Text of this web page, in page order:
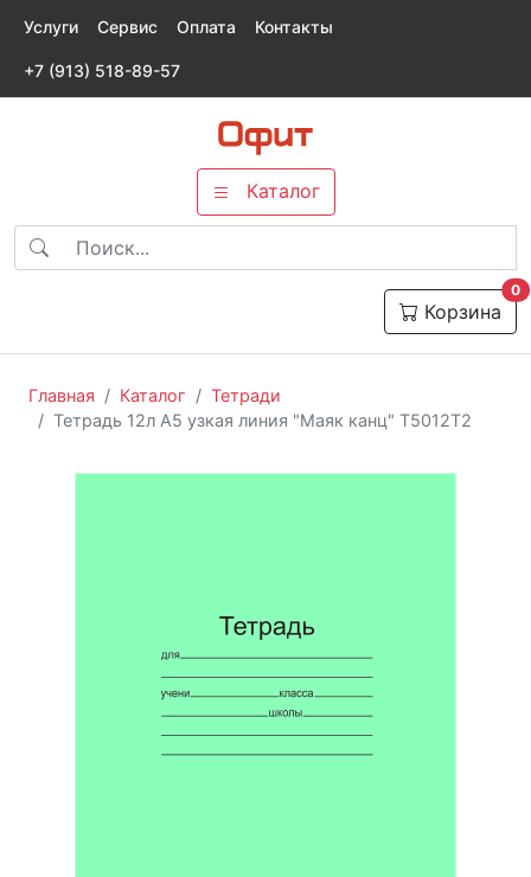
Услуги Сервис Оплата Контакты
+7 (913) 518-89-57
Каталог
Корзина
0
Главная Каталог
Тетради
Тетрадь 12л А5 узкая линия "Маяк канц" Т5012Т2